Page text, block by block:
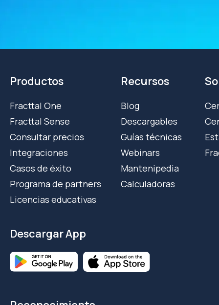
Productos
Fracttal One
Fracttal Sense
Consultar precios
Integraciones
Casos de éxito
Programa de partners
Licencias educativas
Recursos
Blog
Descargables
Guías técnicas
Webinars
Mantenipedia
Calculadoras
Descargar App